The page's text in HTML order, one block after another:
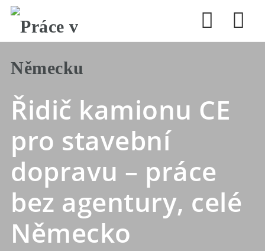
Řidič kamionu CE
pro stavební
dopravu – práce
bez agentury, celé
Německo